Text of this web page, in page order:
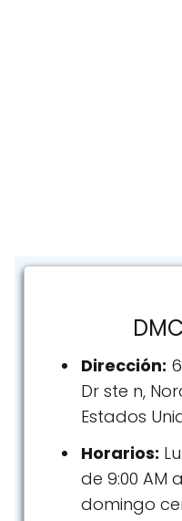
Dirección:
Dr ste n,
Estados
Horarios:
de 9:00 AM
domingo